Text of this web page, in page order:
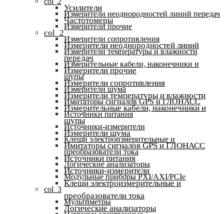
Измерители неоднородностей линий передач
Измерители прочие
Измерители сопротивления
Измерители температуры и влажности
Измерительные кабели, наконечники и
щупы
Измерители шума
Имитаторы сигналов GPS и ГЛОНАСС
Источники питания
Источники-измерители
Клещи электроизмерительные и
преобразователи тока
Логические анализаторы
Модульные приборы PXI/AXI/PCIe
col_3
Мультиметры
Усилители
Частотомеры
col_2
Измерители неоднородностей линий
передач
Измерители прочие
Измерители сопротивления
Измерители температуры и влажности
Измерительные кабели, наконечники и
щупы
Измерители шума
Имитаторы сигналов GPS и ГЛОНАСС
Источники питания
Источники-измерители
Клещи электроизмерительные и
преобразователи тока
Логические анализаторы